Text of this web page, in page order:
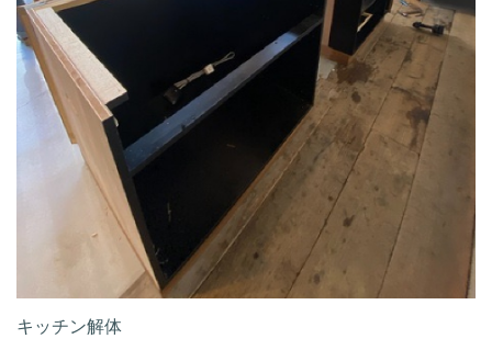
キッチン解体